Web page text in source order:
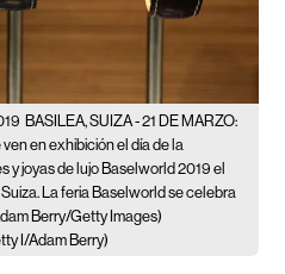
BASILEA, SUIZA - 21 DE MARZO:
en exhibición el día de la
y joyas de lujo Baselworld 2019 el
La feria Baselworld se celebra
Berry/Getty Images)
I/Adam Berry)